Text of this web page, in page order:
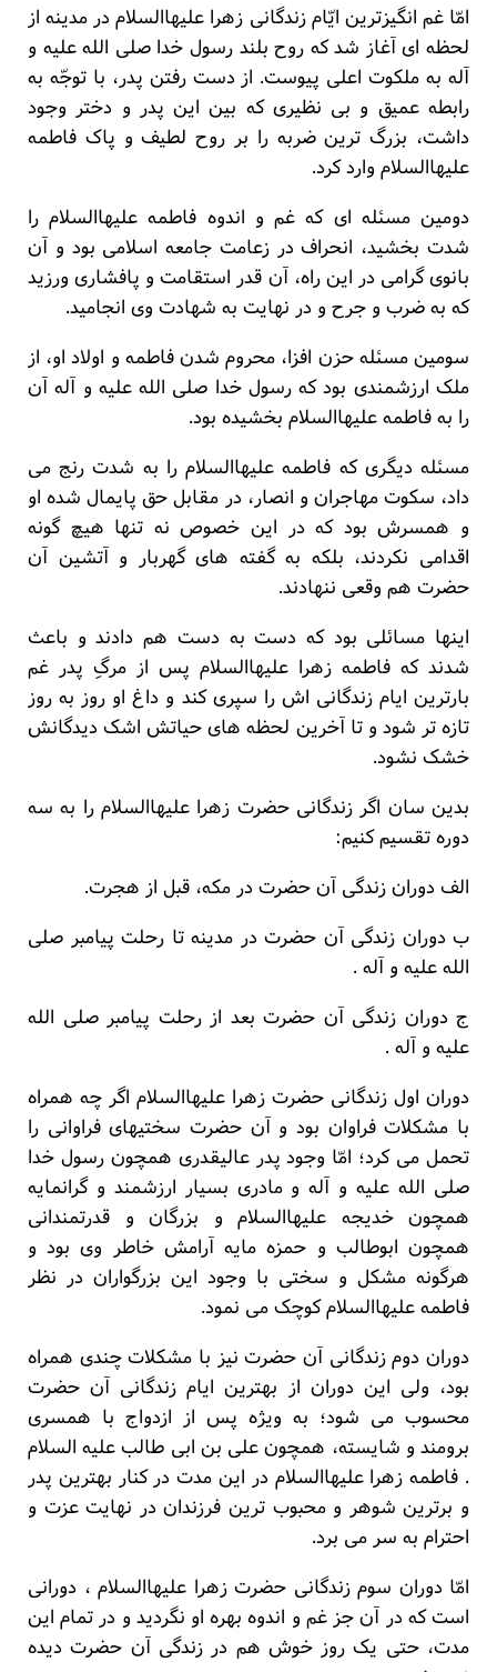
امّا غم انگیزترین ایّام زندگانی زهرا علیهاالسلام در مدینه از
لحظه ای آغاز شد که روح بلند رسول خدا صلی الله علیه و
آله به ملکوت اعلی پیوست. از دست رفتن پدر، با توجّه به
رابطه عمیق و بی نظیری که بین این پدر و دختر وجود
داشت، بزرگ ترین ضربه را بر روح لطیف و پاک فاطمه
علیهاالسلام وارد کرد.
دومین مسئله ای که غم و اندوه فاطمه علیهاالسلام را
شدت بخشید، انحراف در زعامت جامعه اسلامی بود و آن
بانوی گرامی در این راه، آن قدر استقامت و پافشاری ورزید
که به ضرب و جرح و در نهایت به شهادت وی انجامید.
سومین مسئله حزن افزا، محروم شدن فاطمه و اولاد او، از
ملک ارزشمندی بود که رسول خدا صلی الله علیه و آله آن
را به فاطمه علیهاالسلام بخشیده بود.
مسئله دیگری که فاطمه علیهاالسلام را به شدت رنج می
داد، سکوت مهاجران و انصار، در مقابل حق پایمال شده او
و همسرش بود که در این خصوص نه تنها هیچ گونه
اقدامی نکردند، بلکه به گفته های گهربار و آتشین آن
حضرت هم وقعی ننهادند.
اینها مسائلی بود که دست به دست هم دادند و باعث
شدند که فاطمه زهرا علیهاالسلام پس از مرگِ پدر غم
بارترین ایام زندگانی اش را سپری کند و داغ او روز به روز
تازه تر شود و تا آخرین لحظه های حیاتش اشک دیدگانش
خشک نشود.
بدین سان اگر زندگانی حضرت زهرا علیهاالسلام را به سه
دوره تقسیم کنیم:
الف دوران زندگی آن حضرت در مکه، قبل از هجرت.
ب دوران زندگی آن حضرت در مدینه تا رحلت پیامبر صلی
الله علیه و آله .
ج دوران زندگی آن حضرت بعد از رحلت پیامبر صلی الله
علیه و آله .
دوران اول زندگانی حضرت زهرا علیهاالسلام اگر چه همراه
با مشکلات فراوان بود و آن حضرت سختیهای فراوانی را
تحمل می کرد؛ امّا وجود پدر عالیقدری همچون رسول خدا
صلی الله علیه و آله و مادری بسیار ارزشمند و گرانمایه
همچون خدیجه علیهاالسلام و بزرگان و قدرتمندانی
همچون ابوطالب و حمزه مایه آرامش خاطر وی بود و
هرگونه مشکل و سختی با وجود این بزرگواران در نظر
فاطمه علیهاالسلام کوچک می نمود.
دوران دوم زندگانی آن حضرت نیز با مشکلات چندی همراه
بود، ولی این دوران از بهترین ایام زندگانی آن حضرت
محسوب می شود؛ به ویژه پس از ازدواج با همسری
برومند و شایسته، همچون علی بن ابی طالب علیه السلام
. فاطمه زهرا علیهاالسلام در این مدت در کنار بهترین پدر
و برترین شوهر و محبوب ترین فرزندان در نهایت عزت و
احترام به سر می برد.
امّا دوران سوم زندگانی حضرت زهرا علیهاالسلام ، دورانی
است که در آن جز غم و اندوه بهره او نگردید و در تمام این
مدت، حتی یک روز خوش هم در زندگی آن حضرت دیده